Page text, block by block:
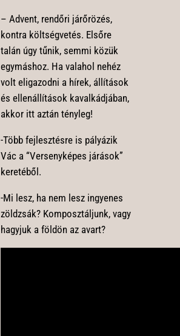
– Advent, rendőri járőrözés,
kontra költségvetés. Elsőre
talán úgy tűnik, semmi közük
egymáshoz. Ha valahol nehéz
volt eligazodni a hírek, állítások
és ellenállítások kavalkádjában,
akkor itt aztán tényleg!
-Több fejlesztésre is pályázik
Vác a “Versenyképes járások”
keretéből.
-Mi lesz, ha nem lesz ingyenes
zöldzsák? Komposztáljunk, vagy
hagyjuk a földön az avart?